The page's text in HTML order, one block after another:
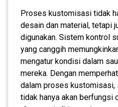
Proses kustomisasi tidak
desain dan material, tetapi
digunakan. Sistem kontrol
yang canggih
mengatur kondisi dalam
mereka. Dengan
dalam proses kustomisasi,
tidak hanya akan berfungsi